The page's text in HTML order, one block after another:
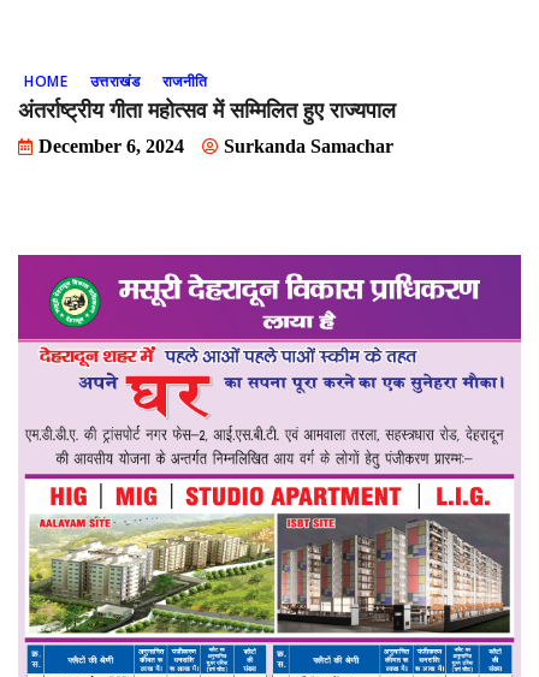
HOME उत्तराखंड राजनीति
अंतर्राष्ट्रीय गीता महोत्सव में सम्मिलित हुए राज्यपाल
December 6, 2024 Surkanda Samachar